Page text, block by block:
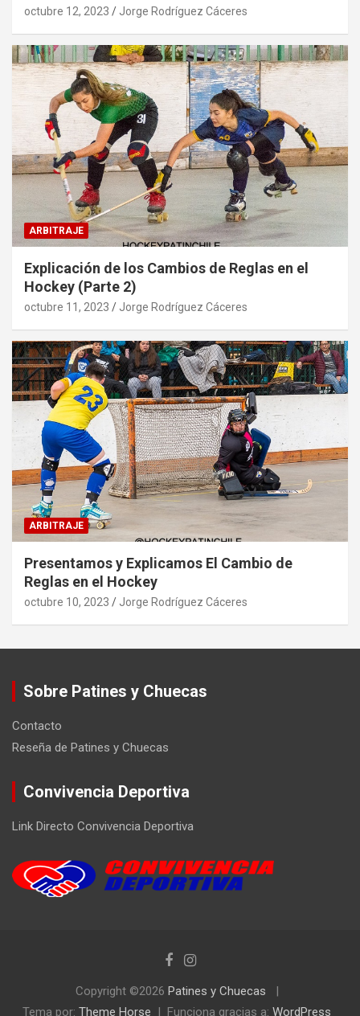
octubre 12, 2023 Jorge Rodríguez Cáceres
ARBITRAJE
Explicación de los Cambios de Reglas en el
Hockey (Parte 2)
octubre 11, 2023 Jorge Rodríguez Cáceres
ARBITRAJE
Presentamos y Explicamos El Cambio de
Reglas en el Hockey
octubre 10, 2023 Jorge Rodríguez Cáceres
Sobre Patines y Chuecas
Contacto
Reseña de Patines y Chuecas
Convivencia Deportiva
Link Directo Convivencia Deportiva
Copyright ©2026 Patines y Chuecas
Tema por: Theme Horse Funciona gracias a: WordPress